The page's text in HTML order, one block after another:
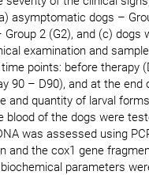
asymptomatic dogs –
2 (G2), and (c) dogs
examination and
points: before therapy
90 – D90), and at the end
and quantity of larval
blood of the dogs were
was assessed using
and the cox1 gene
parameters